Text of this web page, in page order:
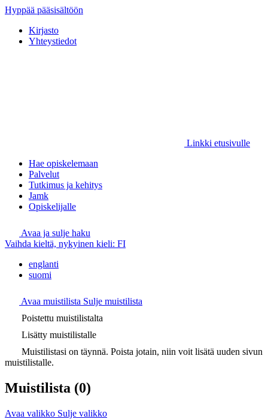
Hyppää pääsisältöön
Kirjasto
Yhteystiedot
Linkki etusivulle
Hae opiskelemaan
Palvelut
Tutkimus ja kehitys
Jamk
Opiskelijalle
Avaa ja sulje haku
Vaihda kieltä, nykyinen kieli: FI
englanti
suomi
Avaa muistilista Sulje muistilista
Poistettu muistilistalta
Lisätty muistilistalle
Muistilistasi on täynnä. Poista jotain, niin voit lisätä uuden sivun
muistilistalle.
Muistilista (0)
Avaa valikko Sulje valikko